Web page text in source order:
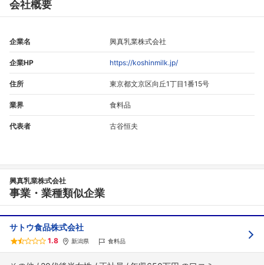
会社概要
企業名 興真乳業株式会社
企業HP https://koshinmilk.jp/
住所 東京都文京区向丘1丁目1番15号
業界 食料品
代表者 古谷恒夫
興真乳業株式会社
事業・業種類似企業
サトウ食品株式会社
1.8 新潟県 食料品